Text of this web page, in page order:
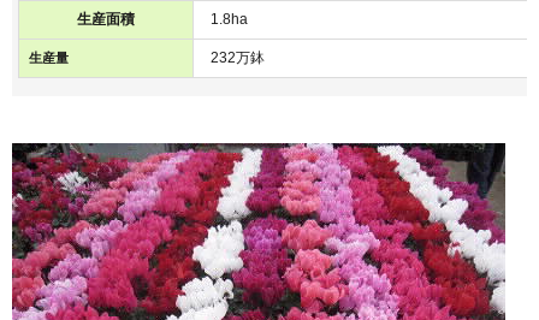
生産面積 1.8ha
生産量 232万鉢